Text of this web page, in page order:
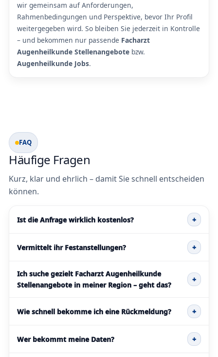
wir gemeinsam auf Anforderungen,
Rahmenbedingungen und Perspektive, bevor Ihr Profil
weitergegeben wird. So bleiben Sie jederzeit in Kontrolle
– und bekommen nur passende Facharzt
Augenheilkunde Stellenangebote bzw.
Augenheilkunde Jobs.
FAQ
Häufige Fragen
Kurz, klar und ehrlich – damit Sie schnell entscheiden
können.
Ist die Anfrage wirklich kostenlos? +
Vermittelt ihr Festanstellungen? +
Ich suche gezielt Facharzt Augenheilkunde
Stellenangebote in meiner Region – geht das?
+
Wie schnell bekomme ich eine Rückmeldung? +
Wer bekommt meine Daten? +